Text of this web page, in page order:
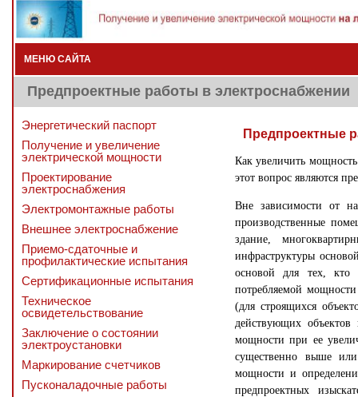
МЕНЮ САЙТА
Предпроектные работы в электроснабжении
Энергетический паспорт
Получение и увеличение
электрической мощности
Проектирование
электроснабжения
Электромонтажные работы
Внешнее электроснабжение
Приемо-сдаточные и
профилактические испытания
Сертификационные испытания
Техническое
освидетельствование
Заключение о состоянии
электроустановки
Маркирование счетчиков
Пусконаладочные работы
Предпроектные
Как увеличить
этот вопрос являются
Вне зависимости от
производственные
здание,
инфраструктуры
основой для тех, кто
потребляемой
(для строящихся
действующих
мощности при ее
существенно выше
мощности и
предпроектных